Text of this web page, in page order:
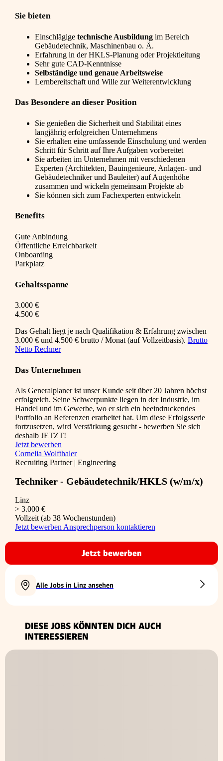
Sie bieten
Einschlägige technische Ausbildung im Bereich
Gebäudetechnik, Maschinenbau o. Ä.
Erfahrung in der HKLS-Planung oder Projektleitung
Sehr gute CAD-Kenntnisse
Selbständige und genaue Arbeitsweise
Lernbereitschaft und Wille zur Weiterentwicklung
Das Besondere an dieser Position
Sie genießen die Sicherheit und Stabilität eines
langjährig erfolgreichen Unternehmens
Sie erhalten eine umfassende Einschulung und werden
Schritt für Schritt auf Ihre Aufgaben vorbereitet
Sie arbeiten im Unternehmen mit verschiedenen
Experten (Architekten, Bauingenieure, Anlagen- und
Gebäudetechniker und Bauleiter) auf Augenhöhe
zusammen und wickeln gemeinsam Projekte ab
Sie können sich zum Fachexperten entwickeln
Benefits
Gute Anbindung
Öffentliche Erreichbarkeit
Onboarding
Parkplatz
Gehaltsspanne
3.000 €
4.500 €
Das Gehalt liegt je nach Qualifikation & Erfahrung zwischen
3.000 € und 4.500 € brutto / Monat (auf Vollzeitbasis). Brutto
Netto Rechner
Das Unternehmen
Als Generalplaner ist unser Kunde seit über 20 Jahren höchst
erfolgreich. Seine Schwerpunkte liegen in der Industrie, im
Handel und im Gewerbe, wo er sich ein beeindruckendes
Portfolio an Referenzen erarbeitet hat. Um diese Erfolgsserie
fortzusetzen, wird Verstärkung gesucht - bewerben Sie sich
deshalb JETZT!
Jetzt bewerben
Cornelia Wolfthaler
Recruiting Partner | Engineering
Techniker - Gebäudetechnik/HKLS (w/m/x)
Linz
> 3.000 €
Vollzeit (ab 38 Wochenstunden)
Jetzt bewerben Ansprechperson kontaktieren
Jetzt bewerben
Alle Jobs in Linz ansehen
DIESE JOBS KÖNNTEN DICH AUCH
INTERESSIEREN